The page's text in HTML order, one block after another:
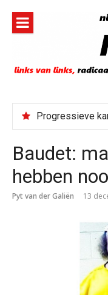
inhoud
Baudet:
hebben
Pyt van der Galiën 13